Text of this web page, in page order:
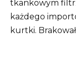
tkankowym
każdego
kurtki.